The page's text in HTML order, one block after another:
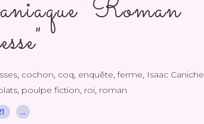
"Roman
, cochon, coq, enquête,ferme, Isaac Caniche
, poulpe fiction, roi, roman
…